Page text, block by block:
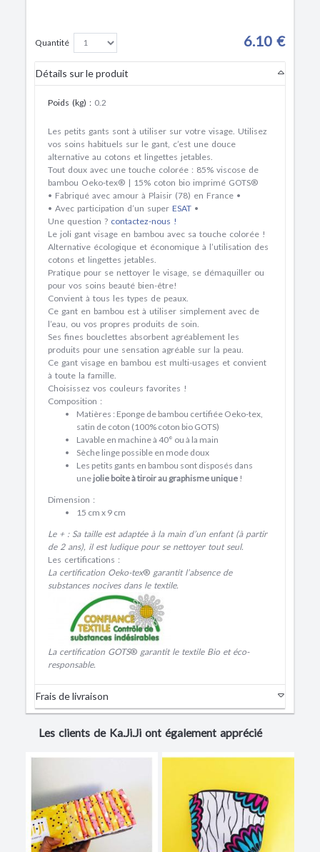
Quantité 6.10 €
Détails sur le produit
Poids (kg) : 0.2
Les petits gants sont à utiliser sur votre visage. Utilisez
vos soins habituels sur le gant, c’est une douce
alternative au cotons et lingettes jetables.
Tout doux avec une touche colorée : 85% viscose de
bambou Oeko-tex® | 15% coton bio imprimé GOTS®
• Fabriqué avec amour à Plaisir (78) en France •
• Avec participation d’un super ESAT •
Une question ? contactez-nous !
Le joli gant visage en bambou avec sa touche colorée !
Alternative écologique et économique à l’utilisation des
cotons et lingettes jetables.
Pratique pour se nettoyer le visage, se démaquiller ou
pour vos soins beauté bien-être!
Convient à tous les types de peaux
Ce gant en bambou est à utiliser simplement avec de
l’eau, ou vos propres produits de soin.
Ses fines bouclettes absorbent agréablement les
produits pour une sensation agréable sur la peau.
Ce gant visage en bambou est multi-usages et convient
à toute la famille.
Choisissez vos couleurs favorites !
Composition :
Matières : Eponge de bambou certifiée Oeko-tex,
satin de coton (100% coton bio GOTS)
Lavable en machine à 40° ou à la main
Sèche linge possible en mode doux
Les petits gants en bambou sont disposés dans
une jolie boite à tiroir au graphisme unique !
Dimension :
15 cm x 9 cm
Le + : Sa taille est adaptée à la main d’un enfant (à partir
de 2 ans), il est ludique pour se nettoyer tout seul.
Les certifications :
La certification Oeko-tex® garantit l’absence de
substances nocives dans le textile.
La certification GOTS® garantit le textile Bio et éco-
responsable.
Frais de livraison
Les clients de Ka.Ji.Ji ont également apprécié